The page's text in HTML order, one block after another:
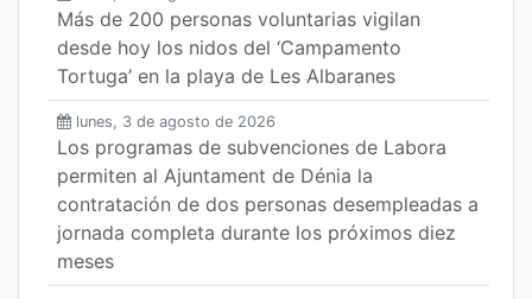
Más de 200 personas voluntarias vigilan
desde hoy los nidos del ‘Campamento
Tortuga’ en la playa de Les Albaranes
lunes, 3 de agosto de 2026
Los programas de subvenciones de Labora
permiten al Ajuntament de Dénia la
contratación de dos personas desempleadas a
jornada completa durante los próximos diez
meses